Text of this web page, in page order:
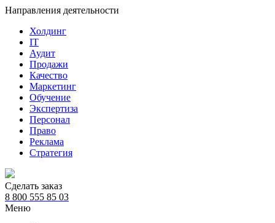
Направления деятельности
Холдинг
IT
Аудит
Продажи
Качество
Маркетинг
Обучение
Экспертиза
Персонал
Право
Реклама
Стратегия
Сделать заказ
8 800 555 85 03
Меню